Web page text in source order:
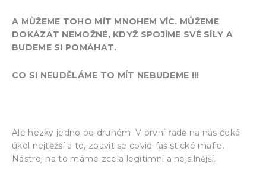
A MŮŽEME TOHO MÍT MNOHEM VÍC. MŮŽEME
DOKÁZAT NEMOŽNÉ, KDYŽ SPOJÍME SVÉ SÍLY A
BUDEME SI POMÁHAT.
CO SI NEUDĚLÁME TO MÍT NEBUDEME !!!
Ale hezky jedno po druhém. V první řadě na nás čeká
úkol nejtěžší a to, zbavit se covid-fašistické mafie.
Nástroj na to máme zcela legitimní a nejsilnější.